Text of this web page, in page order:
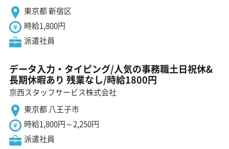
東京都 新宿区
時給1,800円
派遣社員
データ入力・タイピング/人気の事務職土日祝休&
長期休暇あり 残業なし/時給1800円
京西スタッフサービス株式会社
東京都 八王子市
時給1,800円～2,250円
派遣社員